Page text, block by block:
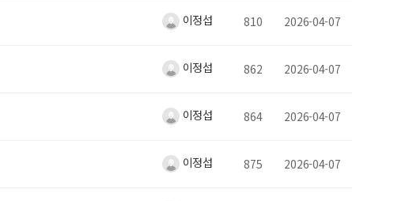
이정섭 810 2026-04-07
이정섭 862 2026-04-07
이정섭 864 2026-04-07
이정섭 875 2026-04-07